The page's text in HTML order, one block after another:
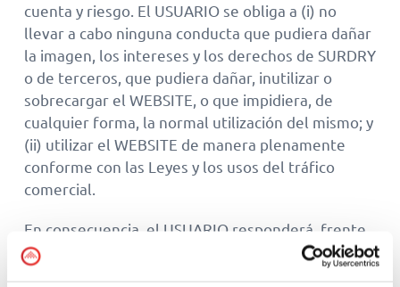
cuenta y riesgo. El USUARIO se obliga a (i) no
llevar a cabo ninguna conducta que pudiera dañar
la imagen, los intereses y los derechos de SURDRY
o de terceros, que pudiera dañar, inutilizar o
sobrecargar el WEBSITE, o que impidiera, de
cualquier forma, la normal utilización del mismo; y
(ii) utilizar el WEBSITE de manera plenamente
conforme con las Leyes y los usos del tráfico
comercial.
En consecuencia, el USUARIO responderá, frente
a SURDRY y/o frente a terceros, de cualesquiera
daños y perjuicios que pudieran causarse como